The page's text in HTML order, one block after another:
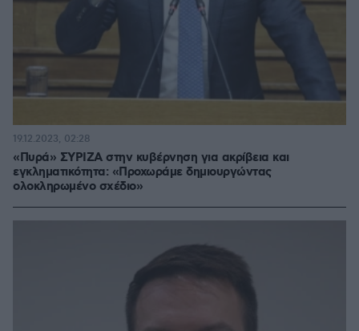
«Πυρά» ΣΥΡΙΖΑ στην κυβέρνηση για ακρίβεια και
εγκληματικότητα: «Προχωράμε δημιουργώντας
ολοκληρωμένο σχέδιο»
19.12.2023, 02:28